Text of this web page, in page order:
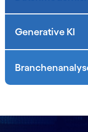
Generative KI